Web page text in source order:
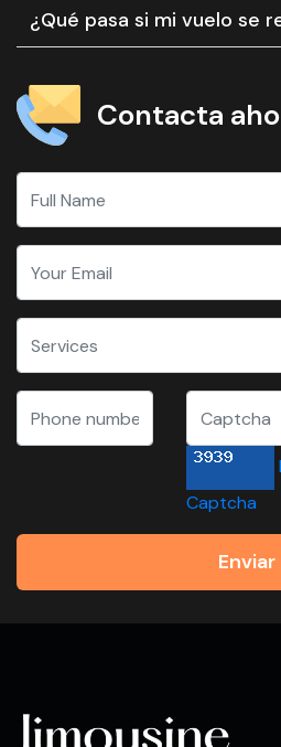
¿Qué pasa si mi vuelo se
Contacta
Captcha
Enviar